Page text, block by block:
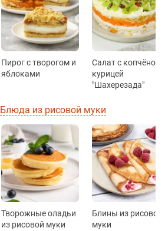
Пирог с творогом и
яблоками
Салат с копчёной
курицей
"Шахерезада"
Блюда из рисовой муки
Творожные оладьи
из рисовой муки
Блины из рисовой
муки